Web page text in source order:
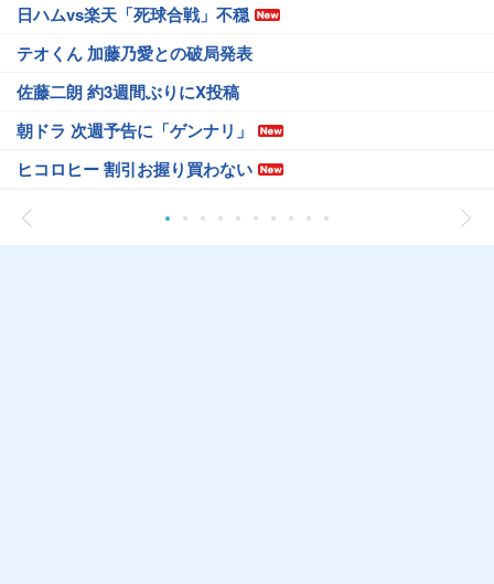
日ハムvs楽天「死球合戦」不穏
テオくん 加藤乃愛との破局発表
佐藤二朗 約3週間ぶりにX投稿
朝ドラ 次週予告に「ゲンナリ」
ヒコロヒー 割引お握り買わない